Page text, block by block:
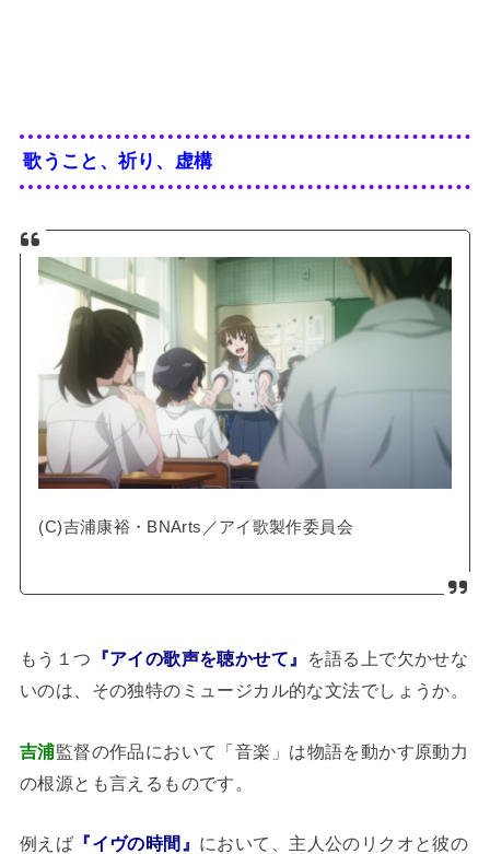
歌うこと、祈り、虚構
(C)吉浦康裕・BNArts／アイ歌製作委員会
もう１つ 『アイの歌声を聴かせて』
を語る上で欠かせな
いのは、その独特のミュージカル的な文法でしょうか。
吉浦監督の作品において「音楽」は物語を動かす原動力
の根源とも言えるものです。
例えば 『イヴの時間』 において、主人公のリクオと彼の